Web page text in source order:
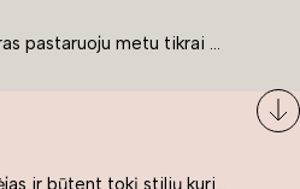
Modernios klasikos interjeras pastaruoju metu tikrai yra „ant bangos“. Tie, kurie nenori pernelyg nutolti nuo klasikos, bet drauge žavisi šiuolaikiškais sprendimais, su malonumu savo namuose kuria klasikos ir modernaus interjero tandemą – elegantišką, subtilų ir žavingą.